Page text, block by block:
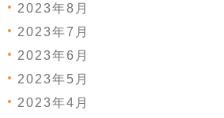
2023年8月
2023年7月
2023年6月
2023年5月
2023年4月